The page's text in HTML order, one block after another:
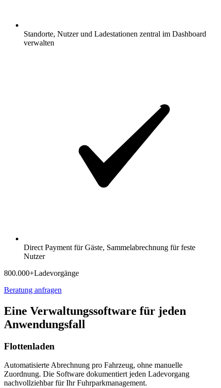
Standorte, Nutzer und Ladestationen zentral im Dashboard
verwalten
Direct Payment für Gäste, Sammelabrechnung für feste
Nutzer
800.000+Ladevorgänge
Beratung anfragen
Eine Verwaltungssoftware für jeden
Anwendungsfall
Flottenladen
Automatisierte Abrechnung pro Fahrzeug, ohne manuelle
Zuordnung. Die Software dokumentiert jeden Ladevorgang
nachvollziehbar für Ihr Fuhrparkmanagement.